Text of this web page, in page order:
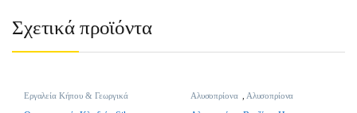
Σχετικά προϊόντα
Εργαλεία Κήπου & Γεωργικά
Αλυσοπρίονα
Αλυσοπρίονα